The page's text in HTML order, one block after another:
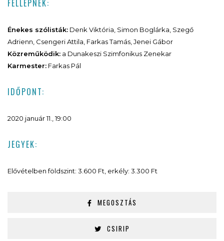
FELLÉPNEK:
Énekes szólisták: Denk Viktória, Simon Boglárka, Szegő
Adrienn, Csengeri Attila, Farkas Tamás, Jenei Gábor
Közreműködik: a Dunakeszi Szimfonikus Zenekar
Karmester: Farkas Pál
IDŐPONT:
2020 január 11., 19:00
JEGYEK:
Elővételben földszint: 3.600 Ft, erkély: 3.300 Ft
MEGOSZTÁS
CSIRIP